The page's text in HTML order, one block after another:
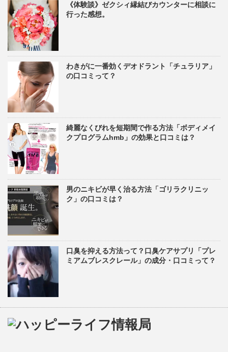
《体験談》ゼクシィ縁結びカウンターに相談に
行った感想。
わきがに一番効くデオドラント「チュラリア」
の口コミって？
綺麗なくびれを短期間で作る方法「ボディメイ
クプログラムhmb」の効果と口コミは？
男のニキビが早く治る方法「ゴリラクリニッ
ク」の口コミは？
口臭を抑える方法って？口臭ケアサプリ「プレ
ミアムブレスクレール」の成分・口コミって？